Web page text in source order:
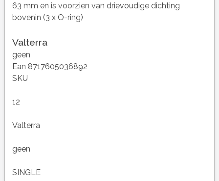
63 mm en is voorzien van drievoudige dichting
bovenin (3 x O-ring)
Valterra
geen
Ean 8717605036892
SKU
12
Valterra
geen
SINGLE